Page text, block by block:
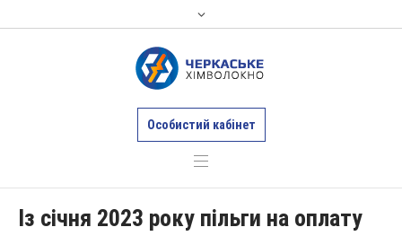
Особистий кабінет
Із січня 2023 року пільги на оплату